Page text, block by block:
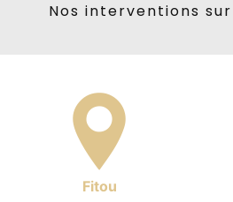
Nos interventions
Fitou